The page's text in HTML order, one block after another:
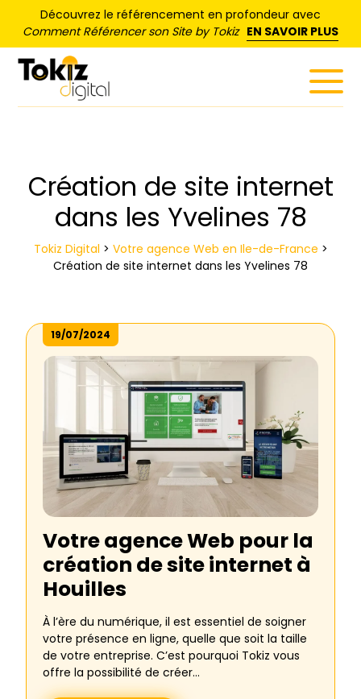
Découvrez le référencement en profondeur avec
Comment Référencer son Site by Tokiz EN SAVOIR PLUS
Création de site internet
dans les Yvelines 78
Tokiz Digital > Votre agence Web en Ile-de-France >
Création de site internet dans les Yvelines 78
19/07/2024
Votre agence Web pour la
création de site internet à
Plaisir
Embrassez l’ère numérique en établissant une
solide présence en ligne avec Tokiz. Nous créons
des sites Web sur mesure et optimisons leurs
performances dans les moteurs de recherche
pour les...
Panneau de gestion des cookies